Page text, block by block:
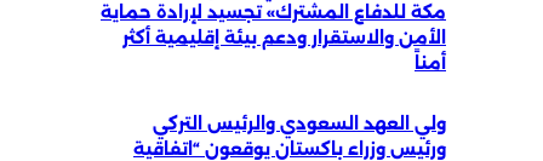
مكة للدفاع المشترك» تجسيد لإرادة حماية
الأمن والاستقرار ودعم بيئة إقليمية أكثر
أمناً
ولي العهد السعودي والرئيس التركي
ورئيس وزراء باكستان يوقعون “اتفاقية